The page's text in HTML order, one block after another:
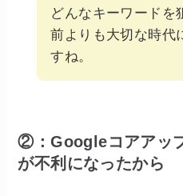
どんなキーワードを
前よりも大切な時代
すね。
②：Googleコアアッ
が不利になったから